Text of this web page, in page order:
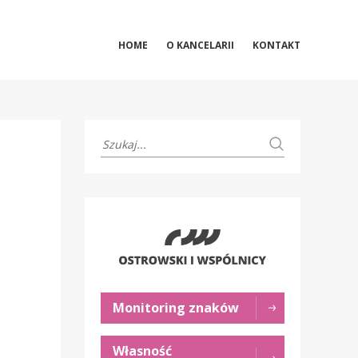
HOME O KANCELARII KONTAKT
Monitoring znaków
Własność